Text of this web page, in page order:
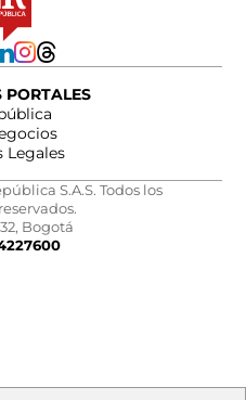
PORTALES
Legales
S.A.S. Todos los
Bogotá